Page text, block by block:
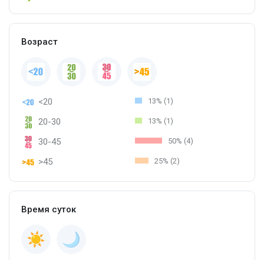
Возраст
<20 13% (1)
20-30 13% (1)
30-45 50% (4)
>45 25% (2)
Время суток